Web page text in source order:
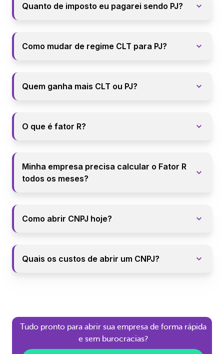
Quanto de imposto eu pagarei sendo PJ?
Como mudar de regime CLT para PJ?
Quem ganha mais CLT ou PJ?
O que é fator R?
Minha empresa precisa calcular o Fator R
todos os meses?
Como abrir CNPJ hoje?
Quais os custos de abrir um CNPJ?
Tudo pronto para abrir sua empresa de forma rápida
e sem burocracias?